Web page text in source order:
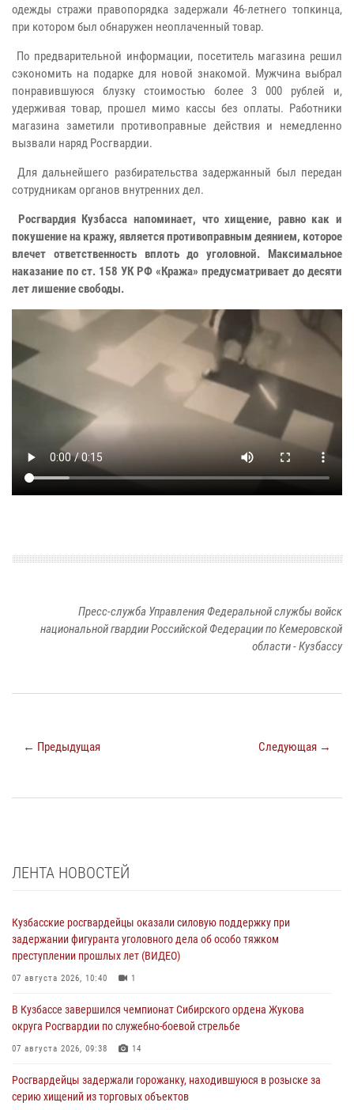
одежды стражи правопорядка задержали 46-летнего топкинца,
при котором был обнаружен неоплаченный товар.
По предварительной информации, посетитель магазина решил
сэкономить на подарке для новой знакомой. Мужчина выбрал
понравившуюся блузку стоимостью более 3 000 рублей и,
удерживая товар, прошел мимо кассы без оплаты. Работники
магазина заметили противоправные действия и немедленно
вызвали наряд Росгвардии.
Для дальнейшего разбирательства задержанный был передан
сотрудникам органов внутренних дел.
Росгвардия Кузбасса напоминает, что хищение, равно как и
покушение на кражу, является противоправным деянием, которое
влечет ответственность вплоть до уголовной. Максимальное
наказание по ст. 158 УК РФ «Кража» предусматривает до десяти
лет лишение свободы.
Пресс-служба Управления Федеральной службы войск
национальной гвардии Российской Федерации по Кемеровской
области - Кузбассу
← Предыдущая Следующая →
ЛЕНТА НОВОСТЕЙ
Кузбасские росгвардейцы оказали силовую поддержку при
задержании фигуранта уголовного дела об особо тяжком
преступлении прошлых лет (ВИДЕО)
07 августа 2026, 10:40 1
В Кузбассе завершился чемпионат Сибирского ордена Жукова
округа Росгвардии по служебно-боевой стрельбе
07 августа 2026, 09:38 14
Росгвардейцы задержали горожанку, находившуюся в розыске за
серию хищений из торговых объектов